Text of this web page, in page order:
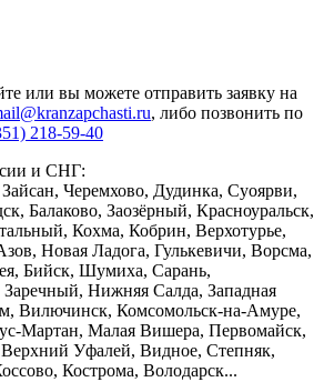
или вы можете отправить заявку на
, либо позвонить по
218-59-40
и СНГ:
Черемхово, Дудинка, Суоярви,
Балаково, Заозёрный, Красноуральск,
Кохма, Кобрин, Верхотурье,
Новая Ладога, Гулькевичи, Ворсма,
Бийск, Шумиха, Сарань,
Заречный, Нижняя Салда, Западная
Вилючинск, Комсомольск-на-Амуре,
Мартан, Малая Вишера, Первомайск,
Уфалей, Видное, Степняк,
Кострома, Володарск...